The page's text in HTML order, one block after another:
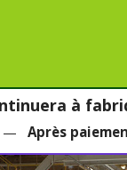
à
—Après